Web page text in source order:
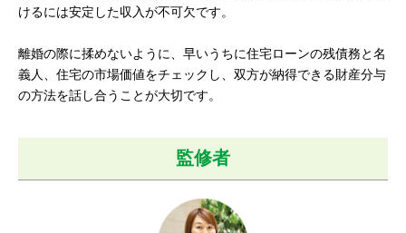
けるには安定した収入が不可欠です。
離婚の際に揉めないように、早いうちに住宅ローンの残債務と名
義人、住宅の市場価値をチェックし、双方が納得できる財産分与
の方法を話し合うことが大切です。
監修者